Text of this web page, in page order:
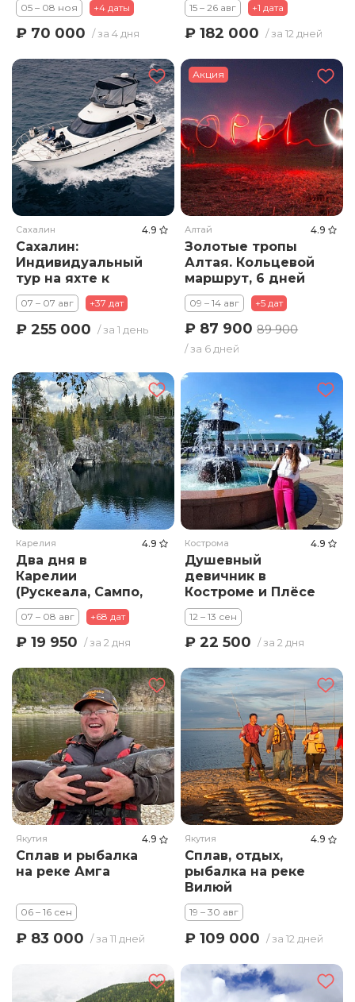
05 – 08 ноя +4 даты
₽ 70 000 / за 4 дня
15 – 26 авг +1 дата
₽ 182 000 / за 12 дней
Сахалин 4.9
Сахалин:
Индивидуальный
тур на яхте к
маяку Анива с
рыбалкой!
07 – 07 авг +37 дат
₽ 255 000 / за 1 день
Акция
Алтай 4.9
Золотые тропы
Алтая. Кольцевой
маршрут, 6 дней
09 – 14 авг +5 дат
₽ 87 90089 900
/ за 6 дней
Карелия 4.9
Два дня в
Карелии
(Рускеала, Сампо,
Марциальные
воды, Гирвас,
Кивач)
07 – 08 авг +68 дат
₽ 19 950 / за 2 дня
Кострома 4.9
Душевный
девичник в
Костроме и Плёсе
12 – 13 сен
₽ 22 500 / за 2 дня
Якутия 4.9
Сплав и рыбалка
на реке Амга
06 – 16 сен
₽ 83 000 / за 11 дней
Якутия 4.9
Сплав, отдых,
рыбалка на реке
Вилюй
19 – 30 авг
₽ 109 000 / за 12 дней